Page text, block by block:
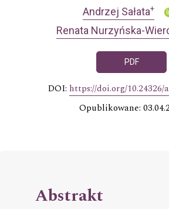
Andrzej Sałata+
Renata Nurzyńska-
PDF
DOI: https://doi.org/10.24326/
Opublikowane:
Abstrakt